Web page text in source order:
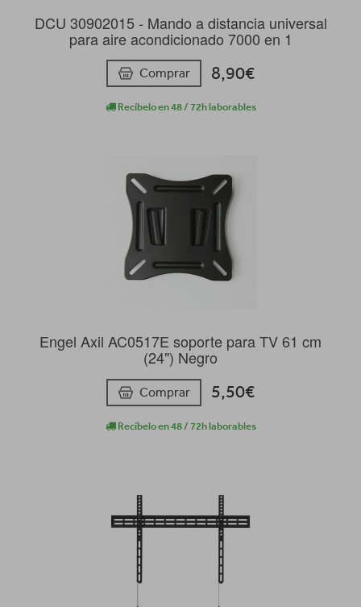
DCU 30902015 - Mando a distancia universal
para aire acondicionado 7000 en 1
Comprar 8,90€
Recíbelo en 48 / 72h laborables
Engel Axil AC0517E soporte para TV 61 cm
(24") Negro
Comprar 5,50€
Recíbelo en 48 / 72h laborables